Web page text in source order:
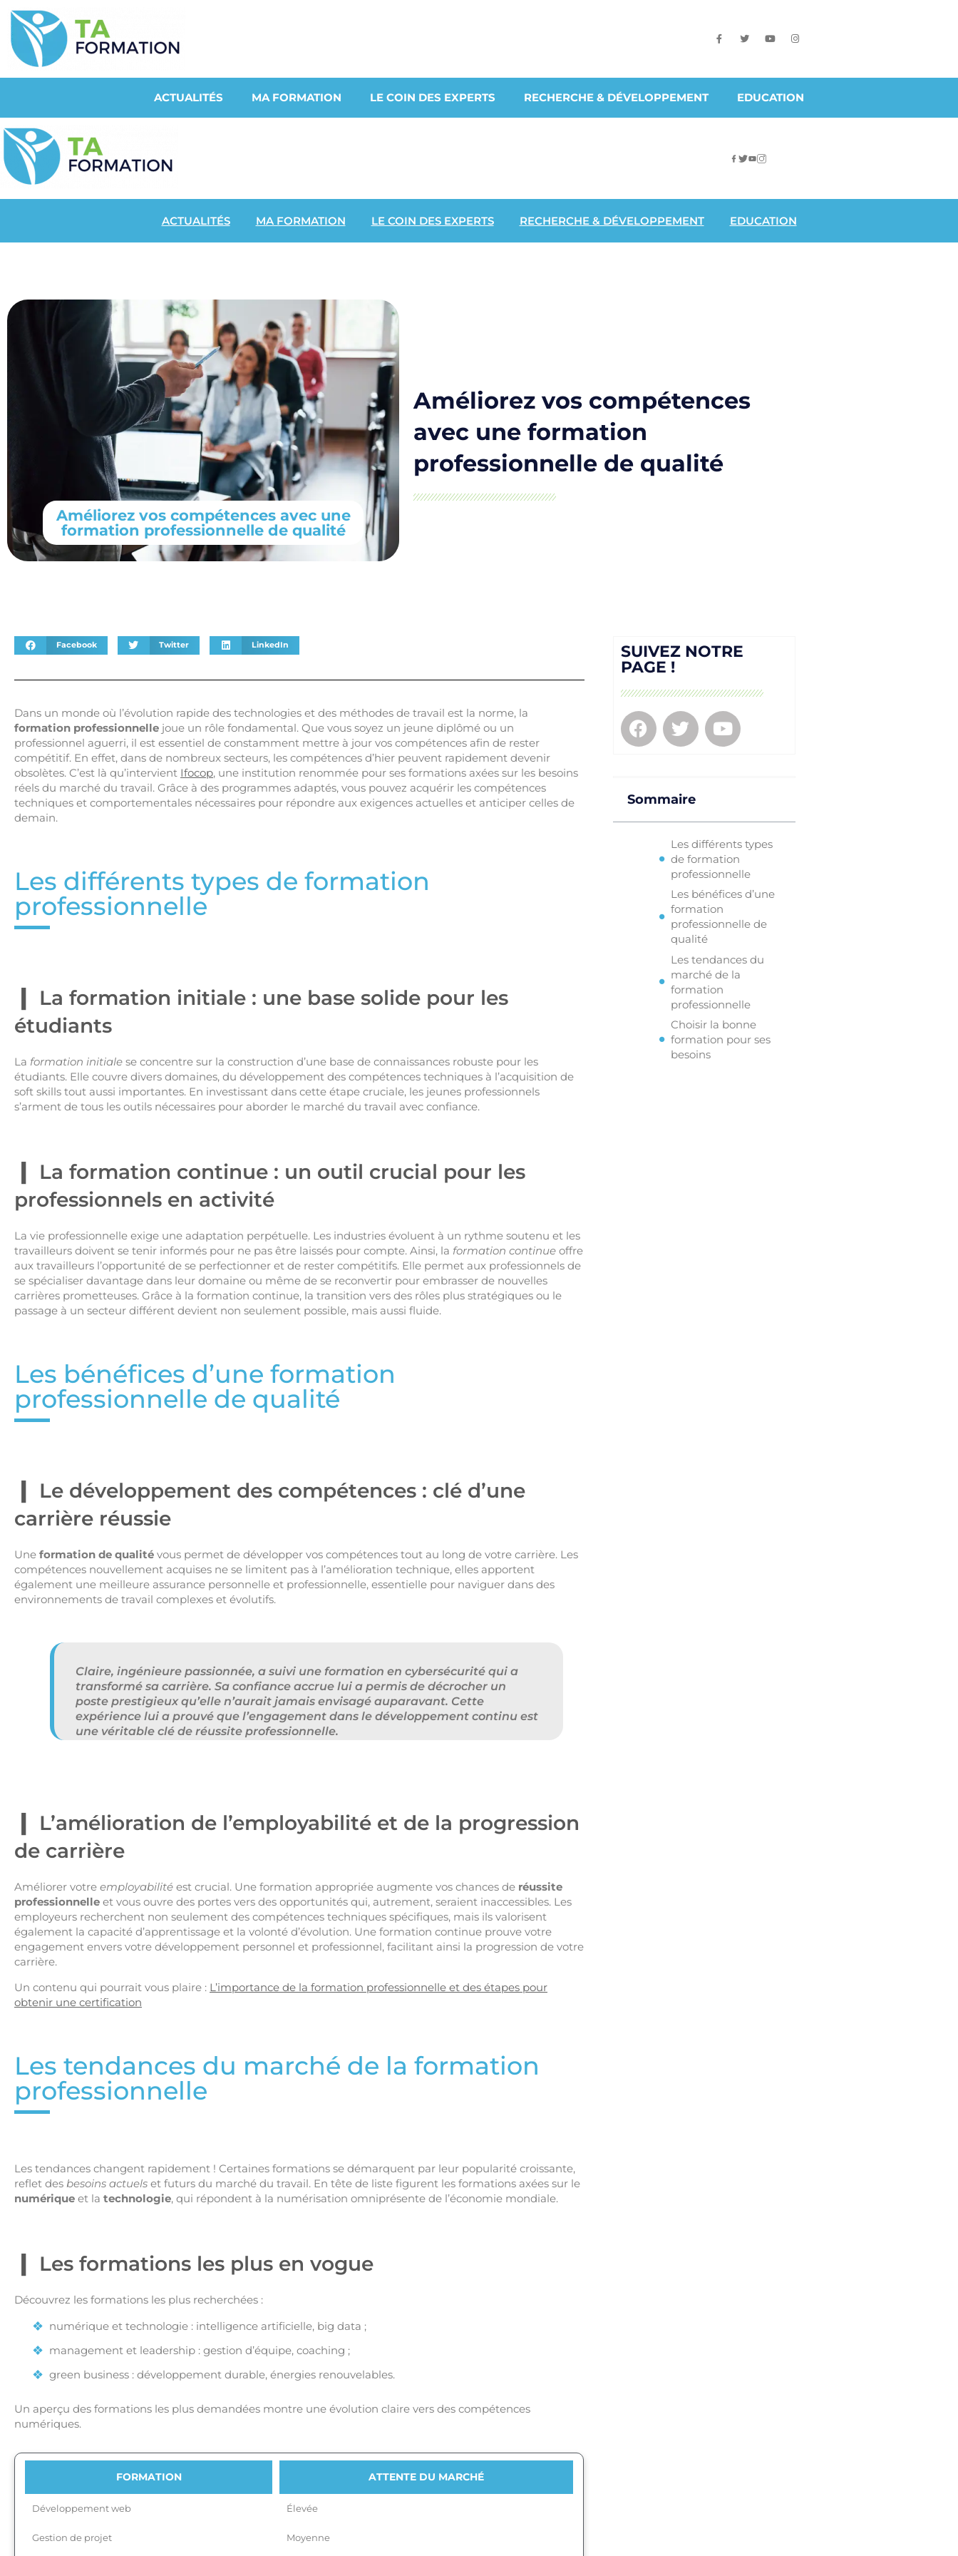
ACTUALITÉS MA FORMATION LE COIN DES EXPERTS RECHERCHE & DÉVELOPPEMENT EDUCATION
ACTUALITÉS MA FORMATION LE COIN DES EXPERTS RECHERCHE & DÉVELOPPEMENT EDUCATION
Améliorez vos compétences avec une
formation professionnelle de qualité
Améliorez vos compétences
avec une formation
professionnelle de qualité
Facebook Twitter LinkedIn
Dans un monde où l’évolution rapide des technologies et des méthodes de travail est la norme, la
formation professionnelle joue un rôle fondamental. Que vous soyez un jeune diplômé ou un
professionnel aguerri, il est essentiel de constamment mettre à jour vos compétences afin de rester
compétitif. En effet, dans de nombreux secteurs, les compétences d’hier peuvent rapidement devenir
obsolètes. C’est là qu’intervient Ifocop, une institution renommée pour ses formations axées sur les besoins
réels du marché du travail. Grâce à des programmes adaptés, vous pouvez acquérir les compétences
techniques et comportementales nécessaires pour répondre aux exigences actuelles et anticiper celles de
demain.
Les différents types de formation
professionnelle
La formation initiale : une base solide pour les
étudiants
La formation initiale se concentre sur la construction d’une base de connaissances robuste pour les
étudiants. Elle couvre divers domaines, du développement des compétences techniques à l’acquisition de
soft skills tout aussi importantes. En investissant dans cette étape cruciale, les jeunes professionnels
s’arment de tous les outils nécessaires pour aborder le marché du travail avec confiance.
La formation continue : un outil crucial pour les
professionnels en activité
La vie professionnelle exige une adaptation perpétuelle. Les industries évoluent à un rythme soutenu et les
travailleurs doivent se tenir informés pour ne pas être laissés pour compte. Ainsi, la formation continue offre
aux travailleurs l’opportunité de se perfectionner et de rester compétitifs. Elle permet aux professionnels de
se spécialiser davantage dans leur domaine ou même de se reconvertir pour embrasser de nouvelles
carrières prometteuses. Grâce à la formation continue, la transition vers des rôles plus stratégiques ou le
passage à un secteur différent devient non seulement possible, mais aussi fluide.
Les bénéfices d’une formation
professionnelle de qualité
Le développement des compétences : clé d’une
carrière réussie
Une formation de qualité vous permet de développer vos compétences tout au long de votre carrière. Les
compétences nouvellement acquises ne se limitent pas à l’amélioration technique, elles apportent
également une meilleure assurance personnelle et professionnelle, essentielle pour naviguer dans des
environnements de travail complexes et évolutifs.
Claire, ingénieure passionnée, a suivi une formation en cybersécurité qui a
transformé sa carrière. Sa confiance accrue lui a permis de décrocher un
poste prestigieux qu’elle n’aurait jamais envisagé auparavant. Cette
expérience lui a prouvé que l’engagement dans le développement continu est
une véritable clé de réussite professionnelle.
L’amélioration de l’employabilité et de la progression
de carrière
Améliorer votre employabilité est crucial. Une formation appropriée augmente vos chances de réussite
professionnelle et vous ouvre des portes vers des opportunités qui, autrement, seraient inaccessibles. Les
employeurs recherchent non seulement des compétences techniques spécifiques, mais ils valorisent
également la capacité d’apprentissage et la volonté d’évolution. Une formation continue prouve votre
engagement envers votre développement personnel et professionnel, facilitant ainsi la progression de votre
carrière.
Un contenu qui pourrait vous plaire : L’importance de la formation professionnelle et des étapes pour
obtenir une certification
Les tendances du marché de la formation
professionnelle
Les tendances changent rapidement ! Certaines formations se démarquent par leur popularité croissante,
reflet des besoins actuels et futurs du marché du travail. En tête de liste figurent les formations axées sur le
numérique et la technologie, qui répondent à la numérisation omniprésente de l’économie mondiale.
Les formations les plus en vogue
Découvrez les formations les plus recherchées :
numérique et technologie : intelligence artificielle, big data ;
management et leadership : gestion d’équipe, coaching ;
green business : développement durable, énergies renouvelables.
Un aperçu des formations les plus demandées montre une évolution claire vers des compétences
numériques.
FORMATION ATTENTE DU MARCHÉ
Développement web Élevée
Gestion de projet Moyenne
SUIVEZ NOTRE
PAGE !
Sommaire
Les différents types
de formation
professionnelle
Les bénéfices d’une
formation
professionnelle de
qualité
Les tendances du
marché de la
formation
professionnelle
Choisir la bonne
formation pour ses
besoins